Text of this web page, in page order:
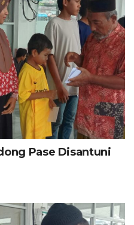
Pase Disantuni